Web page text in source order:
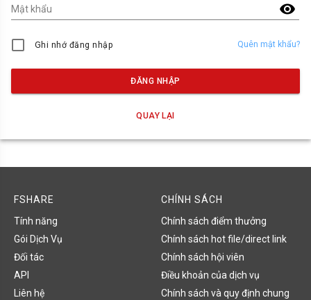
visibility
Mật khẩu
Ghi nhớ đăng nhập Quên mật khẩu?
ĐĂNG NHẬP
QUAY LẠI
FSHARE
Tính năng
Gói Dịch Vụ
Đối tác
API
Liên hệ
CHÍNH SÁCH
Chính sách điểm thưởng
Chính sách hot file/direct link
Chính sách hội viên
Điều khoản của dịch vụ
Chính sách và quy định chung